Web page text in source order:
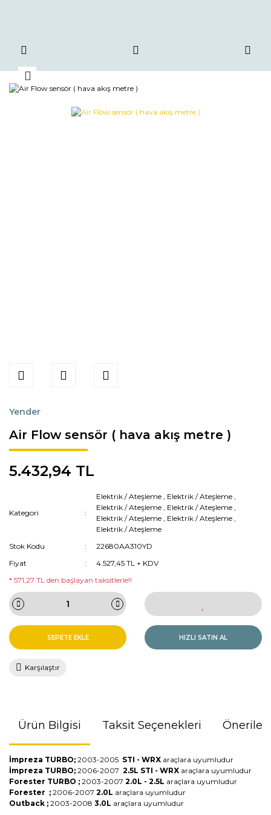
Yender
Air Flow sensör ( hava akış metre )
5.432,94 TL
Kategori
Elektrik / Ateşleme , Elektrik / Ateşleme ,
Elektrik / Ateşleme , Elektrik / Ateşleme ,
Elektrik / Ateşleme , Elektrik / Ateşleme ,
Elektrik / Ateşleme
Stok Kodu
22680AA310YD
Fiyat
4.527,45 TL + KDV
* 571,27 TL den başlayan taksitlerle!!
SEPETE EKLE HIZLI SATIN AL
Karşılaştır
Ürün Bilgisi Taksit Seçenekleri
İmpreza TURBO; 2003-2005 STI - WRX araçlara uyumludur
İmpreza TURBO; 2006-2007 2.5L STI - WRX araçlara uyumludur
Forester TURBO ; 2003-2007 2.0L - 2.5L araçlara uyumludur
Forester ; 2006-2007 2.0L araçlara uyumludur
Outback ; 2003-2008 3.0L araçlara uyumludur